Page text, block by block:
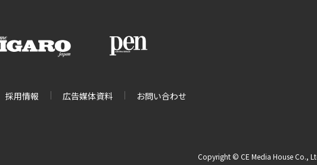
採用情報 広告媒体資料 お問い合わせ
Copyright © CE Media House Co.,